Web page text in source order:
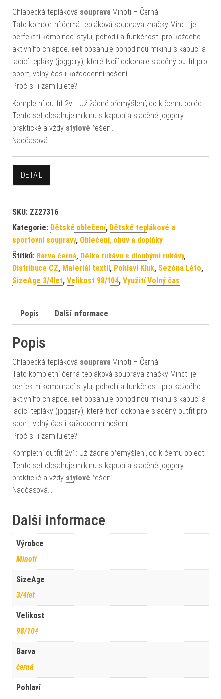
Chlapecká tepláková souprava Minoti – Černá
Tato kompletní černá tepláková souprava značky Minoti je
perfektní kombinací stylu, pohodlí a funkčnosti pro každého
aktivního chlapce. set obsahuje pohodlnou mikinu s kapucí a
ladící tepláky (joggery), které tvoří dokonale sladěný outfit pro
sport, volný čas i každodenní nošení.
Proč si ji zamilujete?
Kompletní outfit 2v1: Už žádné přemýšlení, co k čemu obléct.
Tento set obsahuje mikinu s kapucí a sladěné joggery –
praktické a vždy stylové řešení.
Nadčasová…
DETAIL
SKU: ZZ27316
Kategorie: Dětské oblečení, Dětské teplákové a
sportovní soupravy, Oblečení, obuv a doplňky
Štítků: Barva černá, Délka rukávu s dlouhými rukávy,
Distribuce CZ, Materiál textil , Pohlaví Kluk, Sezóna Léto,
SizeAge 3/4let, Velikost 98/104, Využití Volný čas
Popis Další informace
Popis
Chlapecká tepláková souprava Minoti – Černá
Tato kompletní černá tepláková souprava značky Minoti je
perfektní kombinací stylu, pohodlí a funkčnosti pro každého
aktivního chlapce. set obsahuje pohodlnou mikinu s kapucí a
ladící tepláky (joggery), které tvoří dokonale sladěný outfit pro
sport, volný čas i každodenní nošení.
Proč si ji zamilujete?
Kompletní outfit 2v1: Už žádné přemýšlení, co k čemu obléct.
Tento set obsahuje mikinu s kapucí a sladěné joggery –
praktické a vždy stylové řešení.
Nadčasová…
Další informace
Výrobce
Minoti
SizeAge
3/4let
Velikost
98/104
Barva
černá
Pohlaví